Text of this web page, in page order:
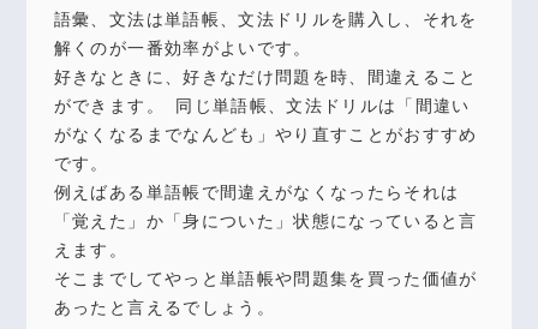
語彙、文法は単語帳、文法ドリルを購入し、それを
解くのが一番効率がよいです。
好きなときに、好きなだけ問題を時、間違えること
ができます。 同じ単語帳、文法ドリルは「間違い
がなくなるまでなんども」やり直すことがおすすめ
です。
例えばある単語帳で間違えがなくなったらそれは
「覚えた」か「身についた」状態になっていると言
えます。
そこまでしてやっと単語帳や問題集を買った価値が
あったと言えるでしょう。